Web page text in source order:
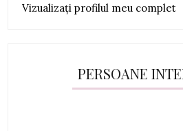
Vizualizați profilul meu complet
PERSOANE